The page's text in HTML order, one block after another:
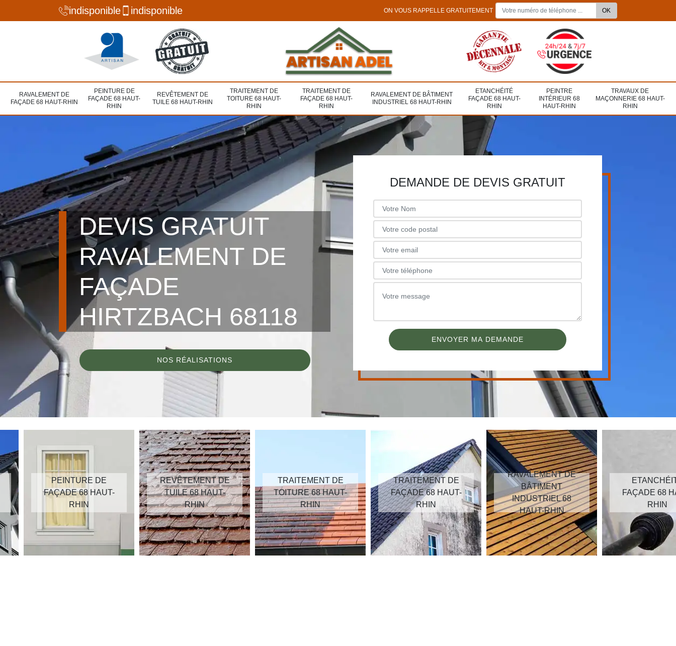
indisponible indisponible ON VOUS RAPPELLE GRATUITEMENT
RAVALEMENT DE
FAÇADE 68 HAUT-RHIN
PEINTURE DE
FAÇADE 68 HAUT-
RHIN
REVÊTEMENT DE
TUILE 68 HAUT-RHIN
TRAITEMENT DE
TOITURE 68 HAUT-
RHIN
TRAITEMENT DE
FAÇADE 68 HAUT-
RHIN
RAVALEMENT DE BÂTIMENT
INDUSTRIEL 68 HAUT-RHIN
ETANCHÉITÉ
FAÇADE 68 HAUT-
RHIN
PEINTRE
INTÉRIEUR 68
HAUT-RHIN
TRAVAUX DE
MAÇONNERIE 68 HAUT-
RHIN
DEVIS GRATUIT
RAVALEMENT DE
FAÇADE
HIRTZBACH 68118
NOS RÉALISATIONS
DEMANDE DE DEVIS GRATUIT
PEINTURE DE
FAÇADE 68 HAUT-
RHIN
REVÊTEMENT DE
TUILE 68 HAUT-
RHIN
TRAITEMENT DE
TOITURE 68 HAUT-
RHIN
TRAITEMENT DE
FAÇADE 68 HAUT-
RHIN
RAVALEMENT DE
BÂTIMENT
INDUSTRIEL 68
HAUT-RHIN
FAÇADE 68
RHIN